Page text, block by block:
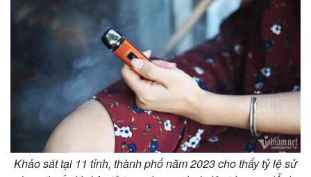
Khảo sát tại 11 tỉnh, thành phố năm 2023 cho thấy tỷ lệ sử